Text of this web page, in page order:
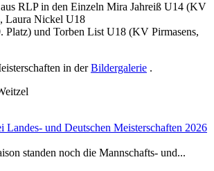
RLP in den Einzeln Mira Jahreiß U14 (KV
Laura Nickel U18
Platz) und Torben List U18 (KV Pirmasens,
in derBildergalerie .
Landes- und Deutschen Meisterschaften 2026
standen noch die Mannschafts- und...